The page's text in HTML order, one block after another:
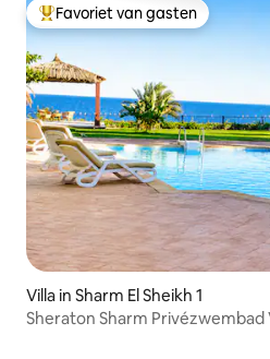
Topfavoriet van gasten
Favoriet van gasten
Villa in Sharm El Sheikh 1
Sheraton Sharm Privézwembad